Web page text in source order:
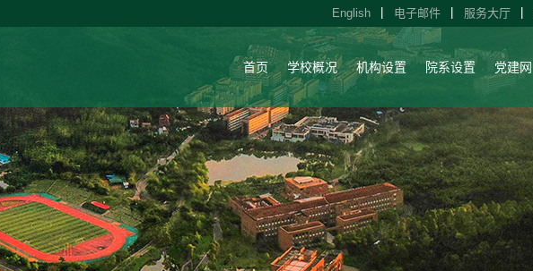
English 电子邮件 服务大厅
首页 学校概况 机构设置 院系设置 党建网